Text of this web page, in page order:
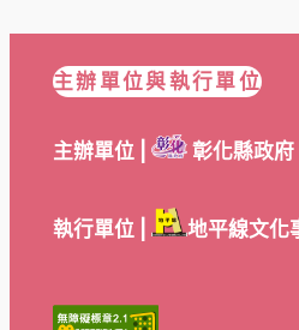
主辦單位與執行單位
主辦單位 | 彰化縣政府
執行單位 | 地平線文化